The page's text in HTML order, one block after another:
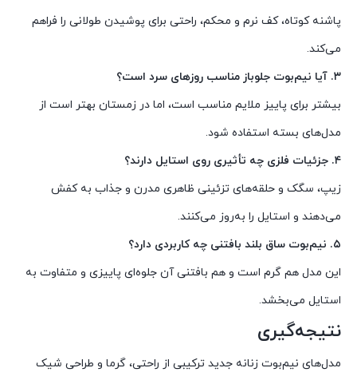
پاشنه کوتاه، کف نرم و محکم، راحتی برای پوشیدن طولانی را فراهم
می‌کند.
۳. آیا نیم‌بوت جلوباز مناسب روزهای سرد است؟
بیشتر برای پاییز ملایم مناسب است، اما در زمستان بهتر است از
مدل‌های بسته استفاده شود.
۴. جزئیات فلزی چه تأثیری روی استایل دارند؟
زیپ، سگک و حلقه‌های تزئینی ظاهری مدرن و جذاب به کفش
می‌دهند و استایل را به‌روز می‌کنند.
۵. نیم‌بوت ساق بلند بافتنی چه کاربردی دارد؟
این مدل هم گرم است و هم بافتنی آن جلوه‌ای پاییزی و متفاوت به
استایل می‌بخشد.
نتیجه‌گیری
مدل‌های نیم‌بوت زنانه جدید ترکیبی از راحتی، گرما و طراحی شیک